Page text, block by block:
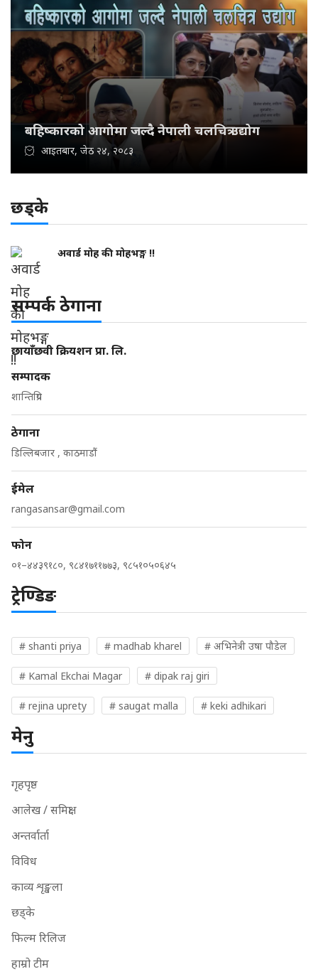
बहिष्कारको आगोमा जल्दै नेपाली चलचित्र उद्योग
आइतबार, जेठ २४, २०८३
छड्के
अवार्ड मोह की मोहभङ्ग !!
सम्पर्क ठेगाना
छायाँछवी क्रियशन प्रा. लि.
सम्पादक
शान्तिप्रिय
ठेगाना
डिल्लिबजार , काठमाडौं
ईमेल
rangasansar@gmail.com
फोन
०१–४४३९१८०, ९८४१७११७७३, ९८५१०५०६४५
ट्रेण्डिङ
# shanti priya # madhab kharel # अभिनेत्री उषा पौडेल
# Kamal Ekchai Magar # dipak raj giri
# rejina uprety # saugat malla # keki adhikari
मेनु
गृहपृष्ठ
आलेख / समिक्षा
अन्तर्वार्ता
विविध
काव्य शृङ्खला
छड्के
फिल्म रिलिज
हाम्रो टीम